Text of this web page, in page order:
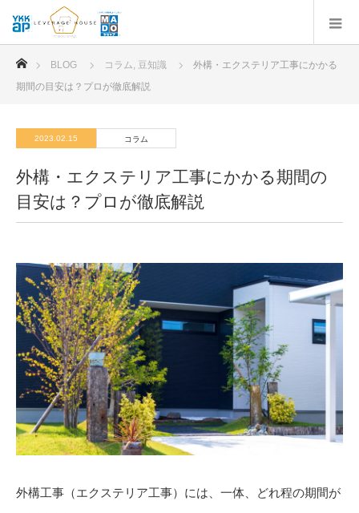
ホーム
BLOG コラム, 豆知識
外構・エクステリア工事にかかる
期間の目安は？プロが徹底解説
2023.02.15 コラム
外構・エクステリア工事にかかる期間の
目安は？プロが徹底解説
外構工事（エクステリア工事）には、一体、どれ程の期間が